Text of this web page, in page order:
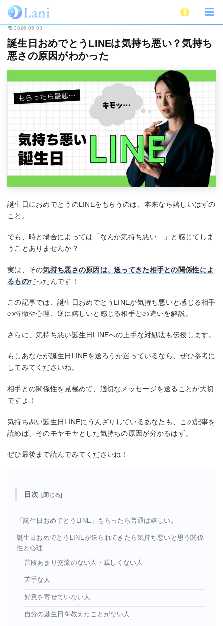
ホーム ライフスタイル 誕生日おめでとうLINEは気持ち悪い
2026.05.03
誕生日おめでとうLINEは気持ち悪い？気持ち
悪さの原因がわかった
誕生日におめでとうのLINEをもらうのは、本来なら嬉しいはずの
こと。
でも、時と場合によっては「なんか気持ち悪い…」と感じてしま
うことありませんか？
実は、その気持ち悪さの原因は、送ってきた相手との関係性によ
るものだったんです！
この記事では、誕生日おめでとうLINEが気持ち悪いと感じる相手
の特徴や心理、逆に嬉しいと感じる相手との違いを解説。
さらに、気持ち悪い誕生日LINEへの上手な対処法も伝授します。
もしあなたが誕生日LINEを送ろうか迷っているなら、ぜひ参考に
してみてくださいね。
相手との関係性を見極めて、適切なメッセージを送ることが大切
ですよ！
気持ち悪い誕生日LINEにうんざりしているあなたも、この記事を
読めば、そのモヤモヤとした気持ちの原因が分かるはず。
ぜひ最後まで読んでみてくださいね！
目次
「誕生日おめでとうLINE」もらったら普通は嬉しい。
誕生日おめでとうLINEが送られてきたら気持ち悪いと思う関係
性と心理
普段あまり交流のない人・親しくない人
苦手な人
好意を寄せていない人
自分の誕生日を教えたことがない人